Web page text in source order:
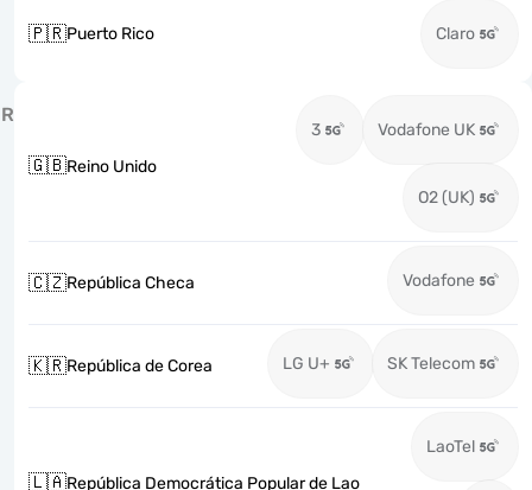
🇵🇷Puerto Rico Claro
R
🇬🇧Reino Unido
3 Vodafone UK
O2 (UK)
🇨🇿República Checa Vodafone
🇰🇷República de Corea LG U+ SK Telecom
🇱🇦República Democrática Popular de Lao
LaoTel